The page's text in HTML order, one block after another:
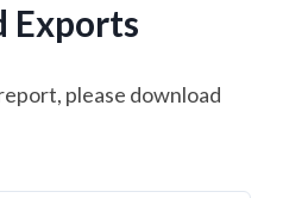
Exports
please download